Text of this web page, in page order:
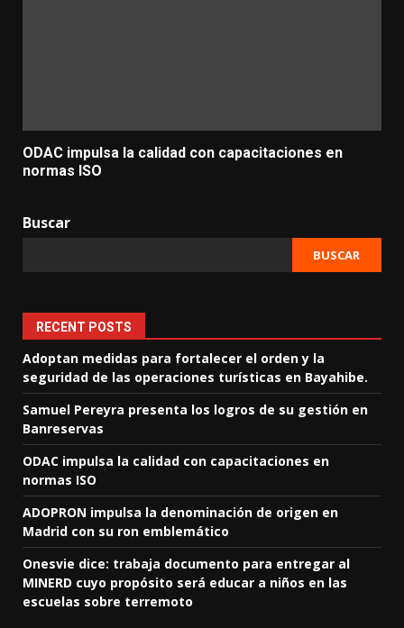
ODAC impulsa la calidad con capacitaciones en
normas ISO
Buscar
BUSCAR
RECENT POSTS
Adoptan medidas para fortalecer el orden y la
seguridad de las operaciones turísticas en Bayahibe.
Samuel Pereyra presenta los logros de su gestión en
Banreservas
ODAC impulsa la calidad con capacitaciones en
normas ISO
ADOPRON impulsa la denominación de origen en
Madrid con su ron emblemático
Onesvie dice: trabaja documento para entregar al
MINERD cuyo propósito será educar a niños en las
escuelas sobre terremoto